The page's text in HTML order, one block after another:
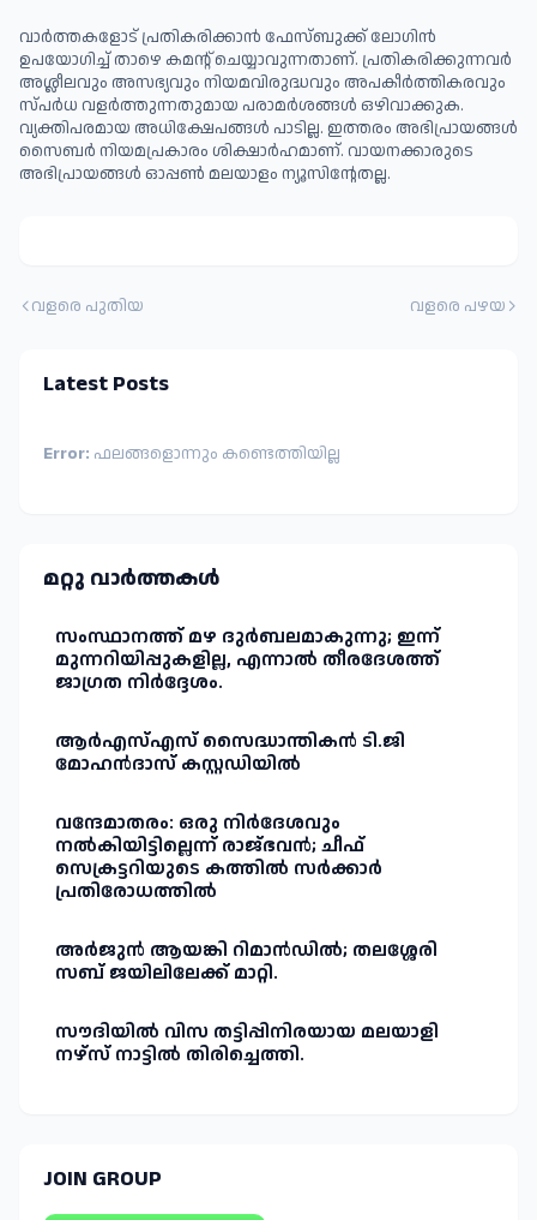
വാർത്തകളോട് പ്രതികരിക്കാൻ ഫേസ്ബുക്ക് ലോഗിൻ
ഉപയോഗിച്ച് താഴെ കമന്റ് ചെയ്യാവുന്നതാണ്. പ്രതികരിക്കുന്നവര്‍
അശ്ലീലവും അസഭ്യവും നിയമവിരുദ്ധവും അപകീര്‍ത്തികരവും
സ്പര്‍ധ വളര്‍ത്തുന്നതുമായ പരാമര്‍ശങ്ങള്‍ ഒഴിവാക്കുക.
വ്യക്തിപരമായ അധിക്ഷേപങ്ങള്‍ പാടില്ല. ഇത്തരം അഭിപ്രായങ്ങള്‍
സൈബര്‍ നിയമപ്രകാരം ശിക്ഷാര്‍ഹമാണ്. വായനക്കാരുടെ
അഭിപ്രായങ്ങള്‍ ഓപ്പൺ മലയാളം ന്യൂസിന്റേതല്ല.
വളരെ പുതിയ വളരെ പഴയ
Latest Posts
Error: ഫലങ്ങളൊന്നും കണ്ടെത്തിയില്ല
മറ്റു വാർത്തകള്‍
സംസ്ഥാനത്ത് മഴ ദുർബലമാകുന്നു; ഇന്ന്
മുന്നറിയിപ്പുകളില്ല, എന്നാൽ തീരദേശത്ത്
ജാഗ്രത നിർദ്ദേശം.
ആർഎസ്എസ് സൈദ്ധാന്തികൻ ടി.ജി
മോഹൻദാസ് കസ്റ്റഡിയിൽ
വന്ദേമാതരം: ഒരു നിർദേശവും
നൽകിയിട്ടില്ലെന്ന് രാജ്ഭവൻ; ചീഫ്
സെക്രട്ടറിയുടെ കത്തിൽ സർക്കാർ
പ്രതിരോധത്തിൽ
അർജുൻ ആയങ്കി റിമാൻഡിൽ; തലശ്ശേരി
സബ് ജയിലിലേക്ക് മാറ്റി.
സൗദിയിൽ വിസ തട്ടിപ്പിനിരയായ മലയാളി
നഴ്‌സ് നാട്ടിൽ തിരിച്ചെത്തി.
JOIN GROUP